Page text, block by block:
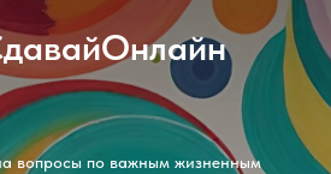
вопросы по важным жизненным